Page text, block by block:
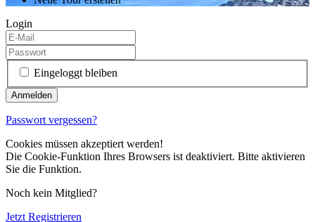
Login
Eingeloggt bleiben
Passwort vergessen?
Cookies müssen akzeptiert werden!
Die Cookie-Funktion Ihres Browsers ist deaktiviert. Bitte aktivieren
Sie die Funktion.
Noch kein Mitglied?
Jetzt Registrieren